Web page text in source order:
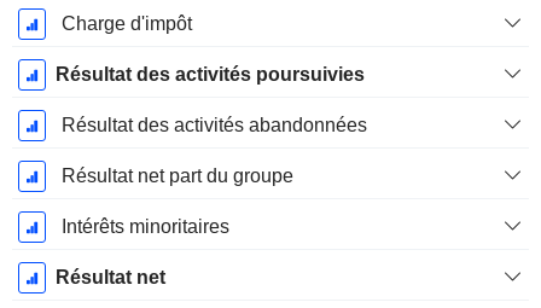
Charge d'impôt
Résultat des activités poursuivies
Résultat des activités abandonnées
Résultat net part du groupe
Intérêts minoritaires
Résultat net